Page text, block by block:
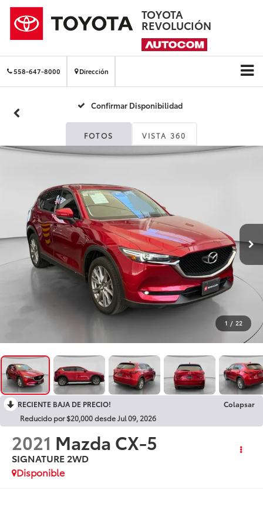
TOYOTA
REVOLUCIÓN
558-647-8000 Dirección
Confirmar Disponibilidad
FOTOS VISTA 360
1 / 22
RECIENTE BAJA DE PRECIO!
Colapsar
Reducido por $20,000 desde Jul 09, 2026
2021 Mazda CX-5
SIGNATURE 2WD
Disponible